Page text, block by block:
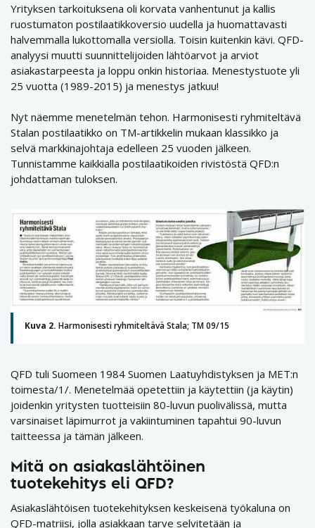
Yrityksen tarkoituksena oli korvata vanhentunut ja kallis
ruostumaton postilaatikkoversio uudella ja huomattavasti
halvemmalla lukottomalla versiolla. Toisin kuitenkin kävi. QFD-
analyysi muutti suunnittelijoiden lähtöarvot ja arviot
asiakastarpeesta ja loppu onkin historiaa. Menestystuote yli
25 vuotta (1989-2015) ja menestys jatkuu!
Nyt näemme menetelmän tehon. Harmonisesti ryhmiteltävä
Stalan postilaatikko on TM-artikkelin mukaan klassikko ja
selvä markkinajohtaja edelleen 25 vuoden jälkeen.
Tunnistamme kaikkialla postilaatikoiden rivistöstä QFD:n
johdattaman tuloksen.
Kuva 2. Harmonisesti ryhmiteltävä Stala; TM 09/15
QFD tuli Suomeen 1984 Suomen Laatuyhdistyksen ja MET:n
toimesta/1/. Menetelmää opetettiin ja käytettiin (ja käytin)
joidenkin yritysten tuotteisiin 80-luvun puolivälissä, mutta
varsinaiset läpimurrot ja vakiintuminen tapahtui 90-luvun
taitteessa ja tämän jälkeen.
Mitä on asiakaslähtöinen
tuotekehitys eli QFD?
Asiakaslähtöisen tuotekehityksen keskeisenä työkaluna on
QFD-matriisi, jolla asiakkaan tarve selvitetään ja